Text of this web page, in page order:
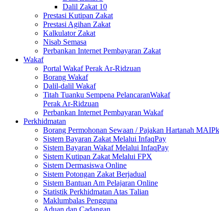
Dalil Zakat 10
Prestasi Kutipan Zakat
Prestasi Agihan Zakat
Kalkulator Zakat
Nisab Semasa
Perbankan Internet Pembayaran Zakat
Wakaf
Portal Wakaf Perak Ar-Ridzuan
Borang Wakaf
Dalil-dalil Wakaf
Titah Tuanku Sempena PelancaranWakaf
Perak Ar-Ridzuan
Perbankan Internet Pembayaran Wakaf
Perkhidmatan
Borang Permohonan Sewaan / Pajakan Hartanah MAIPk
Sistem Bayaran Zakat Melalui InfaqPay
Sistem Bayaran Wakaf Melalui InfaqPay
Sistem Kutipan Zakat Melalui FPX
Sistem Dermasiswa Online
Sistem Potongan Zakat Berjadual
Sistem Bantuan Am Pelajaran Online
Statistik Perkhidmatan Atas Talian
Maklumbalas Pengguna
Aduan dan Cadangan